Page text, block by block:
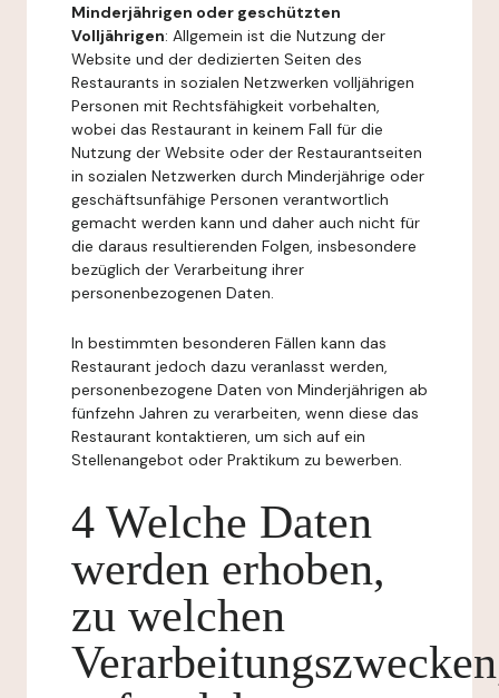
Minderjährigen oder geschützten
Volljährigen: Allgemein ist die Nutzung der
Website und der dedizierten Seiten des
Restaurants in sozialen Netzwerken volljährigen
Personen mit Rechtsfähigkeit vorbehalten,
wobei das Restaurant in keinem Fall für die
Nutzung der Website oder der Restaurantseiten
in sozialen Netzwerken durch Minderjährige oder
geschäftsunfähige Personen verantwortlich
gemacht werden kann und daher auch nicht für
die daraus resultierenden Folgen, insbesondere
bezüglich der Verarbeitung ihrer
personenbezogenen Daten.
In bestimmten besonderen Fällen kann das
Restaurant jedoch dazu veranlasst werden,
personenbezogene Daten von Minderjährigen ab
fünfzehn Jahren zu verarbeiten, wenn diese das
Restaurant kontaktieren, um sich auf ein
Stellenangebot oder Praktikum zu bewerben.
4 Welche Daten
werden erhoben,
zu welchen